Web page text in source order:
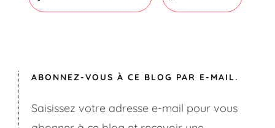
ABONNEZ-VOUS À CE BLOG PAR E-MAIL.
Saisissez votre adresse e-mail pour vous